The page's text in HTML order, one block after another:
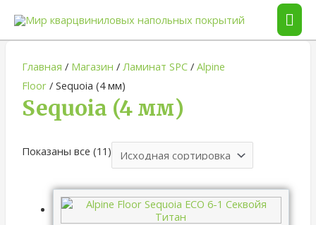
Главная / Магазин / Ламинат SPC/ Alpine
Floor/ Sequoia (4 мм)
Sequoia (4 мм)
Показаны все (11)